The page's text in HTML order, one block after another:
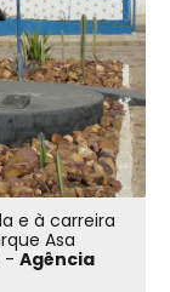
e à carreira
Asa
-Agência